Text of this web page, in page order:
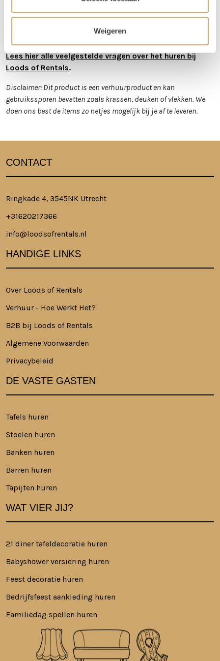
Weigeren
moeten we deze kosten wel in rekening brengen.
Lees hier alle veelgestelde vragen over het huren bij
Loods of Rentals.
Disclaimer: Dit product is een verhuurproduct en kan
gebruikssporen bevatten zoals krassen, deuken of vlekken. We
doen ons best de items zo netjes mogelijk bij je af te leveren.
CONTACT
Ringkade 4, 3545NK Utrecht
+31620217366
info@loodsofrentals.nl
HANDIGE LINKS
Over Loods of Rentals
Verhuur - Hoe Werkt Het?
B2B bij Loods of Rentals
Algemene Voorwaarden
Privacybeleid
DE VASTE GASTEN
Tafels huren
Stoelen huren
Banken huren
Barren huren
Tapijten huren
WAT VIER JIJ?
21 diner tafeldecoratie huren
Babyshower versiering huren
Feest decoratie huren
Bedrijfsfeest aankleding huren
Familiedag spellen huren